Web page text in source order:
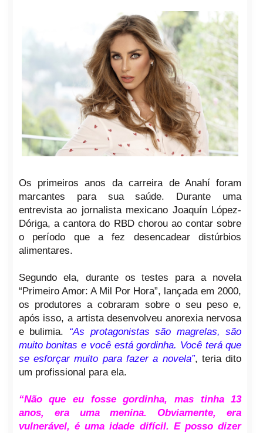
Os primeiros anos da carreira de Anahí foram
marcantes para sua saúde. Durante uma
entrevista ao jornalista mexicano Joaquín López-
Dóriga, a cantora do RBD chorou ao contar sobre
o período que a fez desencadear distúrbios
alimentares.
Segundo ela, durante os testes para a novela
“Primeiro Amor: A Mil Por Hora”, lançada em 2000,
os produtores a cobraram sobre o seu peso e,
após isso, a artista desenvolveu anorexia nervosa
e bulimia. “As protagonistas são magrelas, são
muito bonitas e você está gordinha. Você terá que
se esforçar muito para fazer a novela”, teria dito
um profissional para ela.
“Não que eu fosse gordinha, mas tinha 13
anos, era uma menina. Obviamente, era
vulnerável, é uma idade difícil. E posso dizer